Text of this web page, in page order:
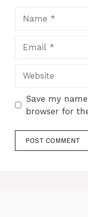
Save my
browser for